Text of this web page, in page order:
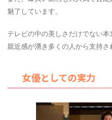
魅了しています。
テレビの中の美しさだけでない本
親近感が湧き多くの人から支持さ
女優としての実力